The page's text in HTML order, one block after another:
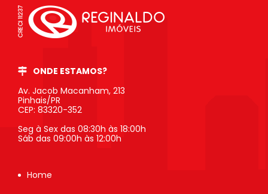
ONDE ESTAMOS?
Av. Jacob Macanham, 213
Pinhais/PR
CEP: 83320-352
Seg à Sex das 08:30h às 18:00h
Sáb das 09:00h às 12:00h
Home